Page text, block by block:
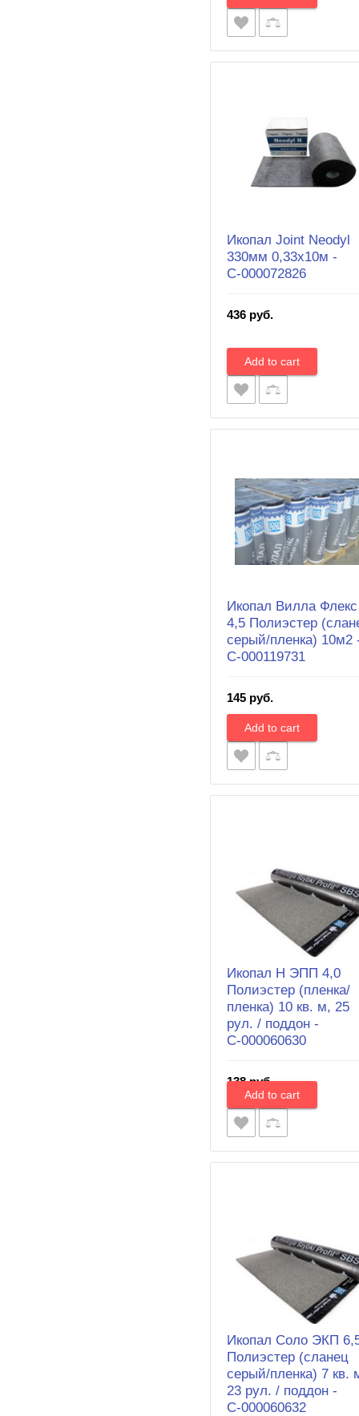
Икопал Joint Neodyl
330мм 0,33x10м -
С-000072826
436 руб.
Икопал Вилла
4,5 Полиэстер
серый/пленка) 10м2
С-000119731
145 руб.
Икопал Н ЭПП 4,0
Полиэстер (пленка/
пленка) 10 кв. м, 25
рул. / поддон -
С-000060630
138 руб.
Икопал Соло ЭКП
Полиэстер (сланец
серый/пленка) 7 кв.
23 рул. / поддон -
С-000060632